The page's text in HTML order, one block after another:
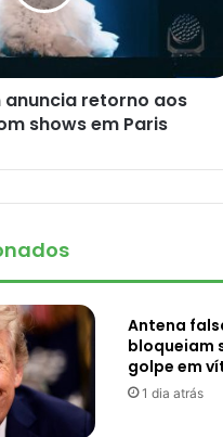
anuncia retorno aos
shows em Paris
Antena
bloqueiam
golpe em
1 dia atrás